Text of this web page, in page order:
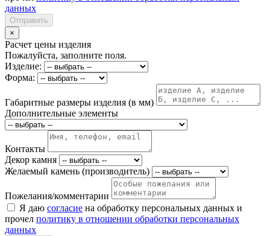
данных
Отправить
×
Расчет цены изделия
Пожалуйста, заполните поля.
Изделие:
Форма:
Габаритные размеры изделия (в мм)
Дополнительные элементы
Контакты
Декор камня
Желаемый камень (производитель)
Пожелания/комментарии
Я даю согласие на обработку персональных данных и
прочел политику в отношении обработки персональных
данных